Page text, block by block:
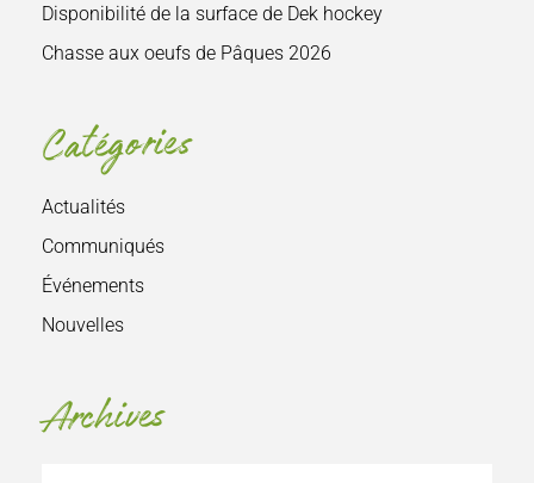
Disponibilité de la surface de Dek hockey
Chasse aux oeufs de Pâques 2026
Catégories
Actualités
Communiqués
Événements
Nouvelles
Archives